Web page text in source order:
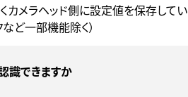
カメラヘッド側に設定値を保存して
ど一部機能除く）
識できますか